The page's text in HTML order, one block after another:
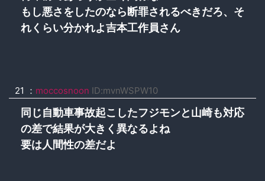
もし悪さをしたのなら断罪されるべきだろ、そ
れくらい分かれよ吉本工作員さん
21 ： moccosnoon ID:mvnWSPW10
同じ自動車事故起こしたフジモンと山崎も対応
の差で結果が大きく異なるよね
要は人間性の差だよ